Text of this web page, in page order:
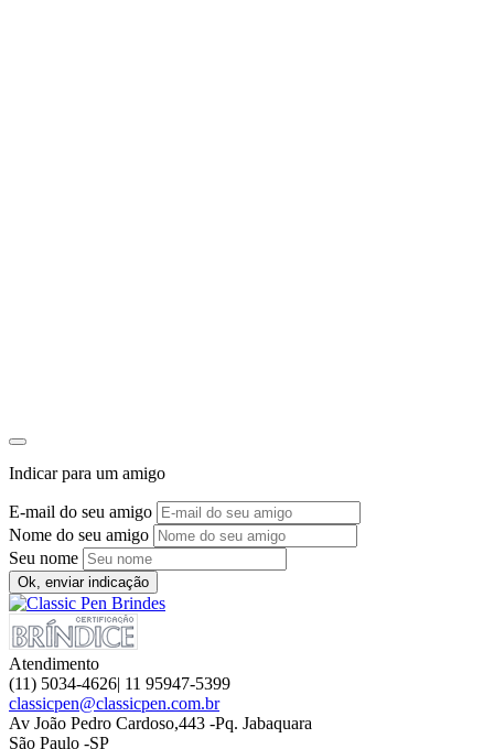
Indicar para um amigo
E-mail do seu amigo
Nome do seu amigo
Seu nome
Ok, enviar indicação
Atendimento
(11) 5034-4626| 11 95947-5399
classicpen@classicpen.com.br
Av João Pedro Cardoso,443 -Pq. Jabaquara
São Paulo -SP